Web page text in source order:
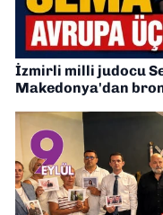
İzmirli milli judocu
Makedonya'dan